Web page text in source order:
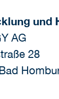
und
AG
28